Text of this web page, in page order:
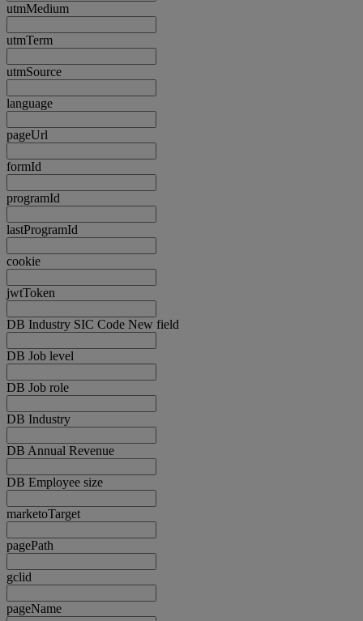
utmMedium
utmTerm
utmSource
language
pageUrl
formId
programId
lastProgramId
cookie
jwtToken
DB Industry SIC Code New field
DB Job level
DB Job role
DB Industry
DB Annual Revenue
DB Employee size
marketoTarget
pagePath
gclid
pageName